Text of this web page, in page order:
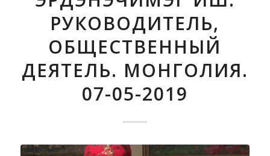
РУКОВОДИТЕЛЬ,
ОБЩЕСТВЕННЫЙ
ДЕЯТЕЛЬ. МОНГОЛИЯ.
07-05-2019